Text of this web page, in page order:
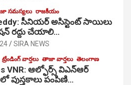
సమస్యలు రాజకీయం
సీనియర్ అసిస్టెంట్ సాయిలు
రద్దు చేయాలి…
SIRA NEWS
ట్రేండింగ్ వార్తలు తాజా వార్తలు తెలంగాణ
VNR: ఆల్ఫోర్స్ విఎన్ఆర్
పుస్తకాలు పంపిణి…